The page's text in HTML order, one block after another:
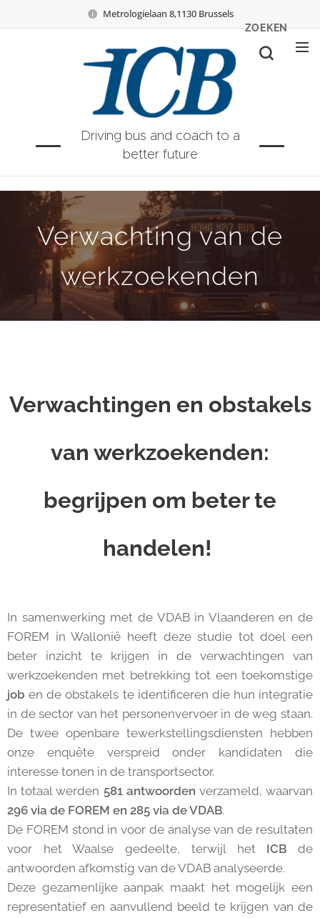
Metrologielaan 8,1130 Brussels
Driving bus and coach to a
better future
ZOEKEN
Verwachting van de
werkzoekenden
Verwachtingen en obstakels
van werkzoekenden:
begrijpen om beter te
handelen!
In samenwerking met de VDAB in Vlaanderen en de
FOREM in Wallonië heeft deze studie tot doel een
beter inzicht te krijgen in de verwachtingen van
werkzoekenden met betrekking tot een toekomstige
joben de obstakels te identificeren die hun integratie
in de sector van het personenvervoer in de weg staan.
De twee openbare tewerkstellingsdiensten hebben
onze enquête verspreid onder kandidaten die
interesse tonen in de transportsector.
In totaal werden 581 antwoorden verzameld, waarvan
296 via de FOREM en 285 via de VDAB.
De FOREM stond in voor de analyse van de resultaten
voor het Waalse gedeelte, terwijl het ICBde
antwoorden afkomstig van de VDAB analyseerde.
Deze gezamenlijke aanpak maakt het mogelijk een
representatief en aanvullend beeld te krijgen van de